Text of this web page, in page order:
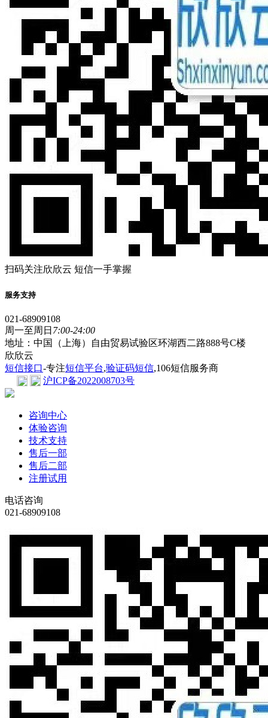
扫码关注欣欣云 短信一手掌握
服务支持
021-68909108
周一至周日 7:00-24:00
地址：中国（上海）自由贸易试验区环湖西二路888号C楼
欣欣云
短信接口-专注短信平台,验证码短信,106短信服务商
沪ICP备2022008703号
咨询中心
体验咨询
技术支持
售后一部
售后二部
注册试用
电话咨询
021-68909108